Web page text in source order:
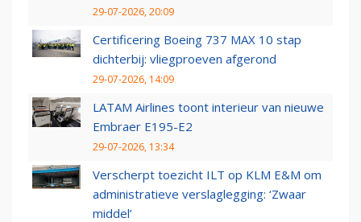
29-07-2026, 20:09
Certificering Boeing 737 MAX 10 stap
dichterbij: vliegproeven afgerond
29-07-2026, 14:09
LATAM Airlines toont interieur van nieuwe
Embraer E195-E2
29-07-2026, 13:34
Verscherpt toezicht ILT op KLM E&M om
administratieve verslaglegging: ‘Zwaar
middel’